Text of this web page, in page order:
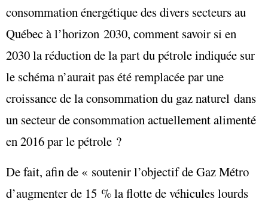
consommation énergétique des divers secteurs au
Québec à l’horizon 2030, comment savoir si en
2030 la réduction de la part du pétrole indiquée sur
le schéma n’aurait pas été remplacée par une
croissance de la consommation du gaz naturel dans
un secteur de consommation actuellement alimenté
en 2016 par le pétrole ?
De fait, afin de « soutenir l’objectif de Gaz Métro
d’augmenter de 15 % la flotte de véhicules lourds